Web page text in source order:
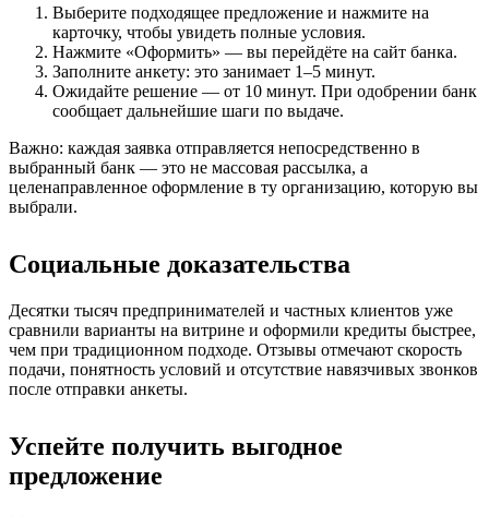
Выберите подходящее предложение и нажмите на
карточку, чтобы увидеть полные условия.
Нажмите «Оформить» — вы перейдёте на сайт банка.
Заполните анкету: это занимает 1–5 минут.
Ожидайте решение — от 10 минут. При одобрении банк
сообщает дальнейшие шаги по выдаче.
Важно: каждая заявка отправляется непосредственно в
выбранный банк — это не массовая рассылка, а
целенаправленное оформление в ту организацию, которую вы
выбрали.
Социальные доказательства
Десятки тысяч предпринимателей и частных клиентов уже
сравнили варианты на витрине и оформили кредиты быстрее,
чем при традиционном подходе. Отзывы отмечают скорость
подачи, понятность условий и отсутствие навязчивых звонков
после отправки анкеты.
Успейте получить выгодное
предложение